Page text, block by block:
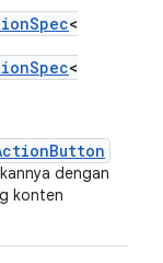
<
<
dengan
konten